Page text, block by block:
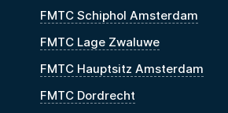
FMTC Schiphol Amsterdam
FMTC Lage Zwaluwe
FMTC Hauptsitz Amsterdam
FMTC Dordrecht